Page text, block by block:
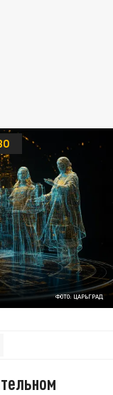
ФОТО: ЦАРЬГРАД